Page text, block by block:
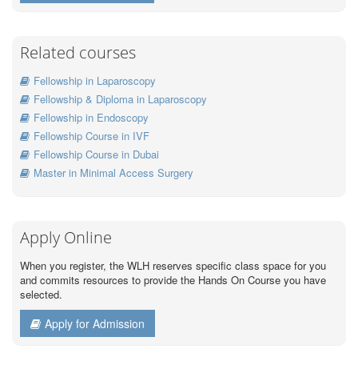
Related courses
Fellowship in Laparoscopy
Fellowship & Diploma in Laparoscopy
Fellowship in Endoscopy
Fellowship Course in IVF
Fellowship Course in Dubai
Master in Minimal Access Surgery
Apply Online
When you register, the WLH reserves specific class space for you
and commits resources to provide the Hands On Course you have
selected.
Apply for Admission